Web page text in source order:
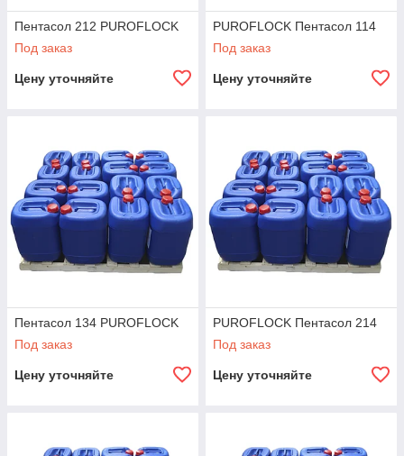
Пентасол 212 PUROFLOCK
Под заказ
Цену уточняйте
PUROFLOCK Пентасол 114
Под заказ
Цену уточняйте
Пентасол 134 PUROFLOCK
Под заказ
Цену уточняйте
PUROFLOCK Пентасол 214
Под заказ
Цену уточняйте